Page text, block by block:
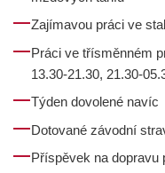
Zajímavou práci ve
Práci ve třísměnném
13.30-21.30, 21.30-
Týden dovolené navíc
Dotované závodní
Příspěvek na dopravu